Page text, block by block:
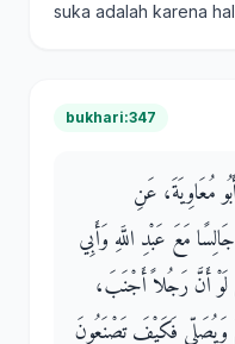
suka adalah karena
bukhari:347
مُعَاوِيَةَ، عَنِ
مَعَ عَبْدِ اللَّهِ وَأَبِي
لَوْ أَنَّ رَجُلاً أَجْنَبَ،
وَيُصَلِّي فَكَيْفَ تَصْنَعُونَ